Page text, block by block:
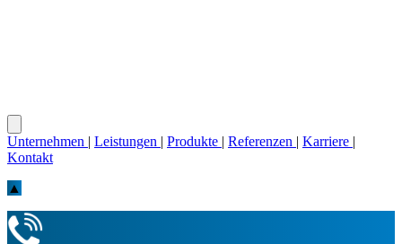
Unternehmen | Leistungen | Produkte | Referenzen | Karriere |
Kontakt
▲